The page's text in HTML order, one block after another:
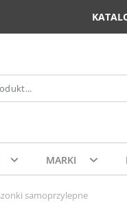
MARKI
samoprzylepne